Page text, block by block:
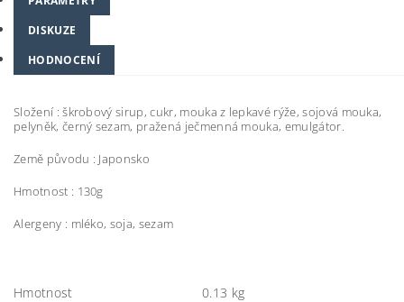
DISKUZE
HODNOCENÍ
Složení : škrobový sirup, cukr, mouka z lepkavé rýže, sojová mouka,
pelyněk, černý sezam, pražená ječmenná mouka, emulgátor.
Země původu : Japonsko
Hmotnost : 130g
Alergeny : mléko, soja, sezam
Hmotnost 0.13 kg